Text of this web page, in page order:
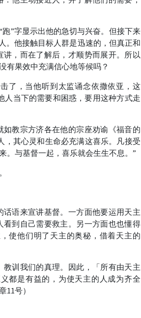
跑”字显示出他的急切与兴奋。但接下来
。他接触目标人群是迅速的，但真正和
，而在了解后，才顺势而展开。所以
有果效中充满信心地等候吗？
了，当他听到太监诵念依撒依亚，这
人当下的需要和困惑，要用这种方式走
教宗方济各在他的宗座劝谕《福音的
，其心灵和生命必充满这喜乐。凡接受
。与基督一起，喜乐就会生生不息。”
语来宣讲基督。一方面他要运用天主
到自己需要救主。另一方面也也懂得
使他们明了天主的奥秘，借着天主的
训我们的真理。因此，「所有由天主
都是有益的，为使天主的人成为齐全
11号）